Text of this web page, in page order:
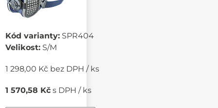
Kód varianty: SPR404
Velikost: S/M
1 298,00 Kč bez DPH / ks
1 570,58 Kč s DPH / ks